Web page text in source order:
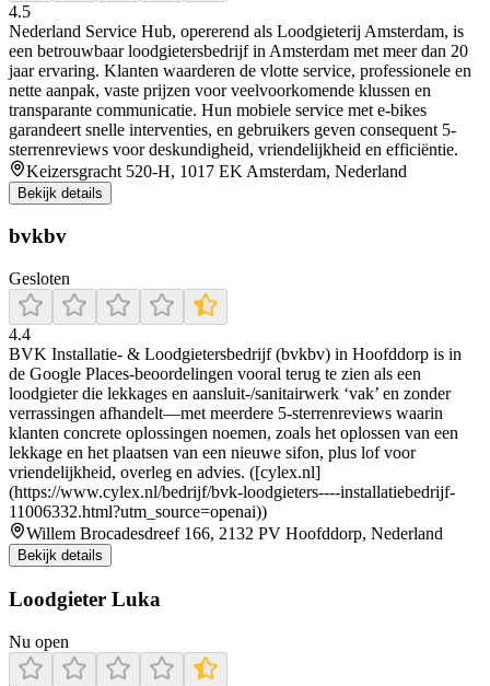
4.5
Nederland Service Hub, opererend als Loodgieterij Amsterdam, is
een betrouwbaar loodgietersbedrijf in Amsterdam met meer dan 20
jaar ervaring. Klanten waarderen de vlotte service, professionele en
nette aanpak, vaste prijzen voor veelvoorkomende klussen en
transparante communicatie. Hun mobiele service met e-bikes
garandeert snelle interventies, en gebruikers geven consequent 5-
sterrenreviews voor deskundigheid, vriendelijkheid en efficiëntie.
Keizersgracht 520-H, 1017 EK Amsterdam, Nederland
Bekijk details
bvkbv
Gesloten
4.4
BVK Installatie- & Loodgietersbedrijf (bvkbv) in Hoofddorp is in
de Google Places-beoordelingen vooral terug te zien als een
loodgieter die lekkages en aansluit-/sanitairwerk ‘vak’ en zonder
verrassingen afhandelt—met meerdere 5-sterrenreviews waarin
klanten concrete oplossingen noemen, zoals het oplossen van een
lekkage en het plaatsen van een nieuwe sifon, plus lof voor
vriendelijkheid, overleg en advies. ([cylex.nl]
(https://www.cylex.nl/bedrijf/bvk-loodgieters----installatiebedrijf-
11006332.html?utm_source=openai))
Willem Brocadesdreef 166, 2132 PV Hoofddorp, Nederland
Bekijk details
Loodgieter Luka
Nu open